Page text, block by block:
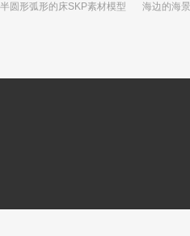
半圆形弧形的床SKP素材模型 海边的海